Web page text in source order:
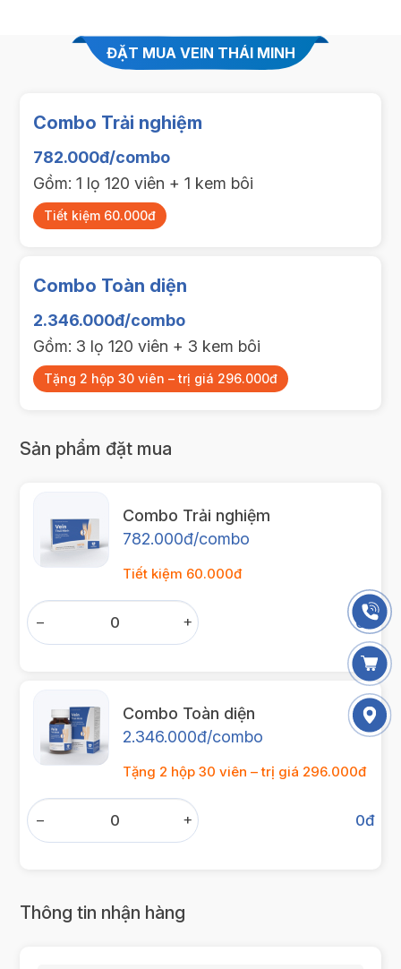
ĐẶT MUA VEIN THÁI MINH
Combo Trải nghiệm
782.000đ/combo
Gồm: 1 lọ 120 viên + 1 kem bôi
Tiết kiệm 60.000đ
Combo Toàn diện
2.346.000đ/combo
Gồm: 3 lọ 120 viên + 3 kem bôi
Tặng 2 hộp 30 viên – trị giá 296.000đ
Sản phẩm đặt mua
Combo Trải nghiệm
782.000đ/combo
Tiết kiệm 60.000đ
+
− 0 đ
Combo Toàn diện
2.346.000đ/combo
Tặng 2 hộp 30 viên – trị giá 296.000đ
+
− 0đ
Thông tin nhận hàng